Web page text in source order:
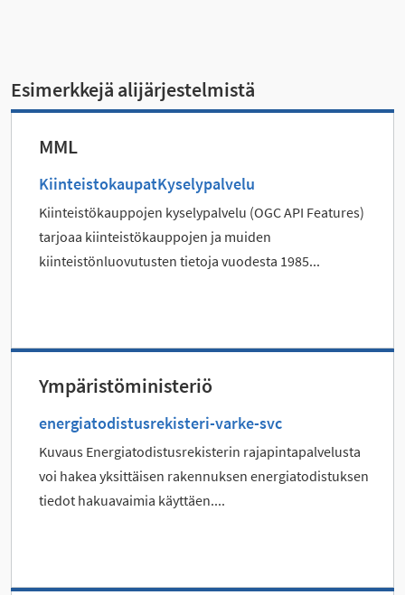
Esimerkkejä alijärjestelmistä
MML
KiinteistokaupatKyselypalvelu
Kiinteistökauppojen kyselypalvelu (OGC API Features)
tarjoaa kiinteistökauppojen ja muiden
kiinteistönluovutusten tietoja vuodesta 1985...
Ympäristöministeriö
energiatodistusrekisteri-varke-svc
Kuvaus Energiatodistusrekisterin rajapintapalvelusta
voi hakea yksittäisen rakennuksen energiatodistuksen
tiedot hakuavaimia käyttäen....